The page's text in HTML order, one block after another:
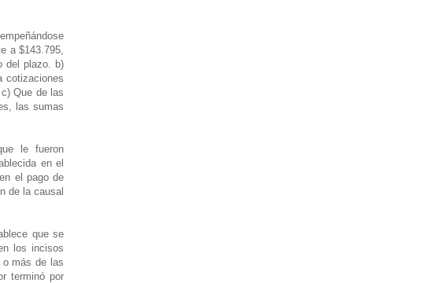
a $143.795,
del plazo. b)
cotizaciones
Que de las
las sumas
le fueron
en el
el pago de
de la causal
que se
los incisos
más de las
terminó por